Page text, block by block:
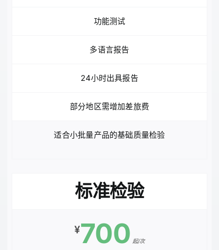
功能测试
多语言报告
24小时出具报告
部分地区需增加差旅费
适合小批量产品的基础质量检验
标准检验
¥700 起/次